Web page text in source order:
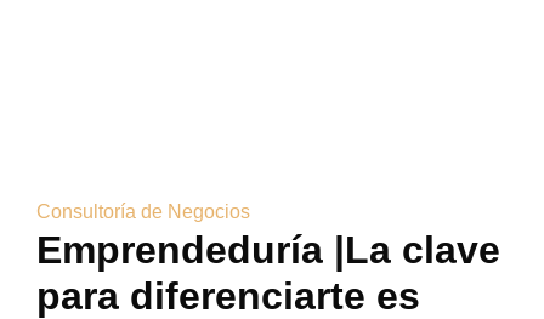
Consultoría de Negocios
Emprendeduría |La clave
para diferenciarte es